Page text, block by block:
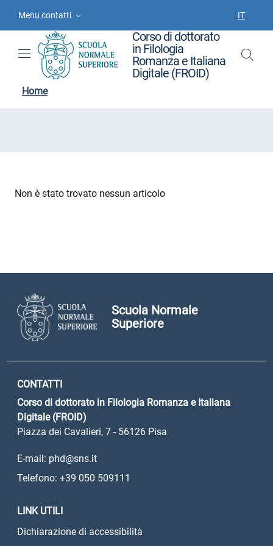
Menu contatti IT
Corso di dottorato
in Filologia
Romanza e Italiana
Digitale (FROID)
Home
Non è stato trovato nessun articolo
Scuola Normale
Superiore
CONTATTI
Corso di dottorato in Filologia Romanza e Italiana
Digitale (FROID)
Piazza dei Cavalieri, 7 - 56126 Pisa
E-mail: phd@sns.it
Telefono: +39 050 509111
LINK UTILI
Dichiarazione di accessibilità